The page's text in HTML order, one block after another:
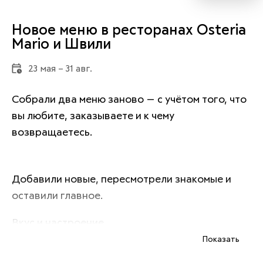
Новое меню в ресторанах Osteria
Mario и Швили
23 мая – 31 авг.
Собрали два меню заново — с учётом того, что
вы любите, заказываете и к чему
возвращаетесь.
Добавили новые, пересмотрели знакомые и
оставили главное.
Вкус и настроение.
Показать